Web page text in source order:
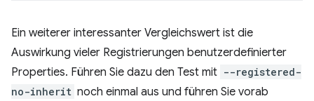
Ein weiterer interessanter Vergleichswert ist die
Auswirkung vieler Registrierungen benutzerdefinierter
Properties. Führen Sie dazu den Test mit --registered-
no-inherit noch einmal aus und führen Sie vorab